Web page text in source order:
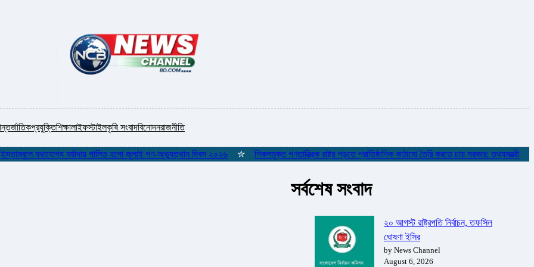
প্রযুক্তিশিক্ষালাইফস্টাইলকৃষি সংবাদবিনোদনরাজনীতি
যথাযোগ্য মর্যাদায় পালিত হলো জুলাই গণ-অভ্যুত্থান দিবস ২০২৬ ✮ শিকলমুক্ত গণতান্ত্রিক রাষ্ট্র গড়তে প্রাতিষ্ঠানিক কাঠামো তৈরি করতে চায় সরকার: তথ্যমন্ত্রী ✮
সর্বশেষ সংবাদ
২০ আগস্ট রাষ্ট্রপতি নির্বাচন, তফসিল
ঘোষণা ইসির
by News Channel
August 6, 2026